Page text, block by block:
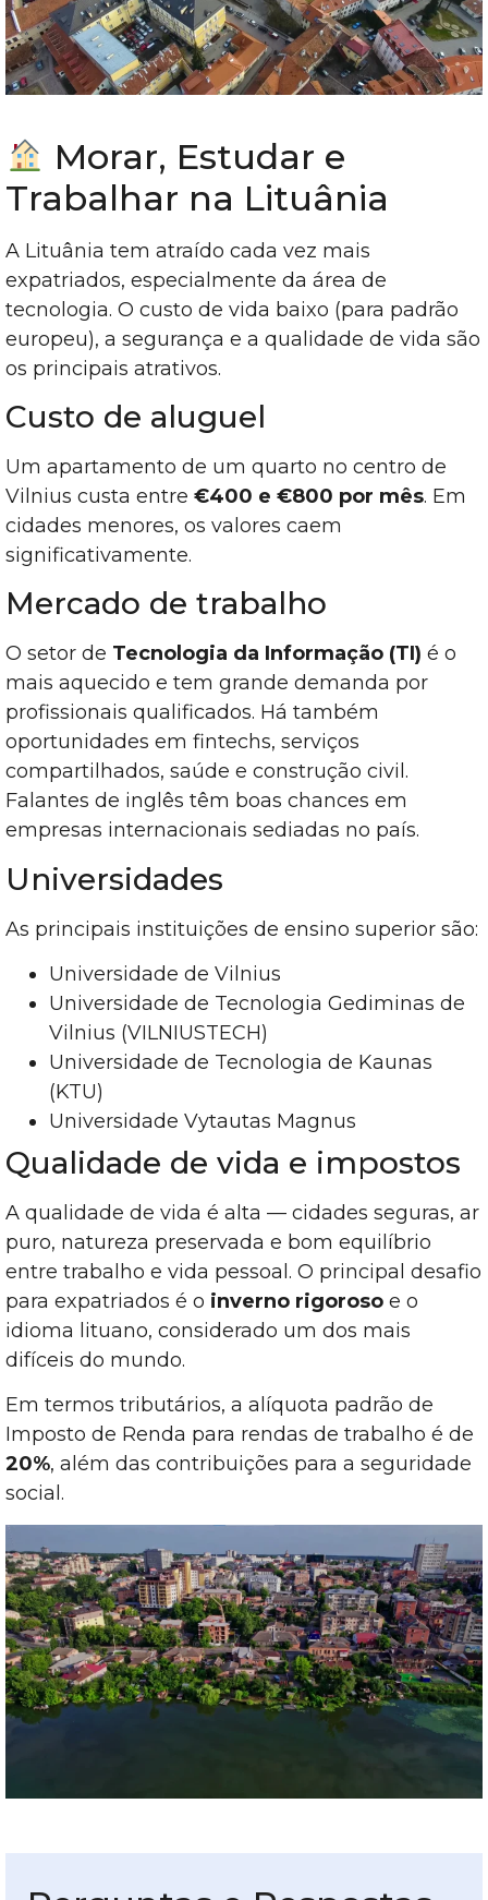
Morar, Estudar e
Trabalhar na Lituânia
A Lituânia tem atraído cada vez mais
expatriados, especialmente da área de
tecnologia. O custo de vida baixo (para padrão
europeu), a segurança e a qualidade de vida são
os principais atrativos.
Custo de aluguel
Um apartamento de um quarto no centro de
Vilnius custa entre €400 e €800 por mês. Em
cidades menores, os valores caem
significativamente.
Mercado de trabalho
O setor de Tecnologia da Informação (TI) é o
mais aquecido e tem grande demanda por
profissionais qualificados. Há também
oportunidades em fintechs, serviços
compartilhados, saúde e construção civil.
Falantes de inglês têm boas chances em
empresas internacionais sediadas no país.
Universidades
As principais instituições de ensino superior são:
Universidade de Vilnius
Universidade de Tecnologia Gediminas de
Vilnius (VILNIUSTECH)
Universidade de Tecnologia de Kaunas
(KTU)
Universidade Vytautas Magnus
Qualidade de vida e impostos
A qualidade de vida é alta — cidades seguras, ar
puro, natureza preservada e bom equilíbrio
entre trabalho e vida pessoal. O principal desafio
para expatriados é o inverno rigoroso e o
idioma lituano, considerado um dos mais
difíceis do mundo.
Em termos tributários, a alíquota padrão de
Imposto de Renda para rendas de trabalho é de
20%, além das contribuições para a seguridade
social.